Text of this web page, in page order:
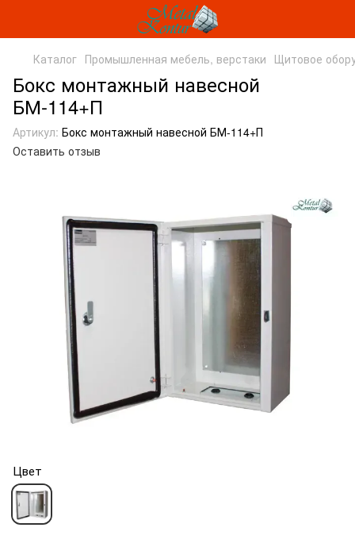
Каталог Промышленная мебель, верстаки Щитовое
Бокс монтажный навесной
БМ-114+П
Артикул: Бокс монтажный навесной БМ-114+П
Оставить отзыв
Цвет